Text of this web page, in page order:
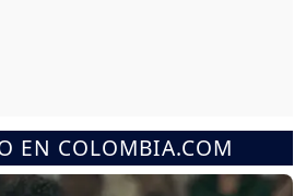
EN COLOMBIA.COM